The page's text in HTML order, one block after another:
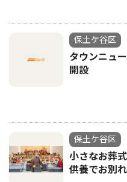
保土ケ谷区
タウンニュ
開設
保土ケ谷区
小さなお葬
供養でお別